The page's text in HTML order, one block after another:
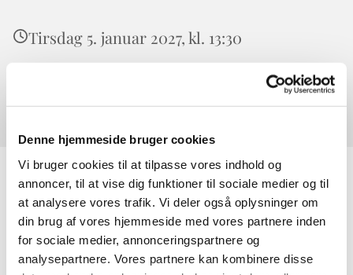
Denne hjemmeside bruger cookies
Vi bruger cookies til at tilpasse vores indhold og
annoncer, til at vise dig funktioner til sociale medier og til
at analysere vores trafik. Vi deler også oplysninger om
din brug af vores hjemmeside med vores partnere inden
for sociale medier, annonceringspartnere og
analysepartnere. Vores partnere kan kombinere disse
Tirsdag 5. januar 2027, kl. 13:30
Værløse Sognegård, Højeloft Vænge 20,
3500 Værløse